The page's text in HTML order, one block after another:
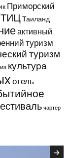
Приморский
ТИЦТаиланд
активный
туризм
туризм
культура
отель
чартер